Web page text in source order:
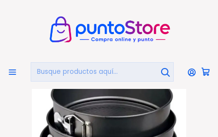
Inicio HOGAR Y DECORACIÓN
Bandejas, Asaderas y Fuentes
Set De 3 Moldes Redondos Antiadherentes Para Hornear